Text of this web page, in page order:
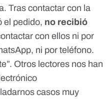
Tras contactar con la
el pedido, no recibió
con ellos ni por
ni por teléfono.
Otros lectores nos han
casos muy